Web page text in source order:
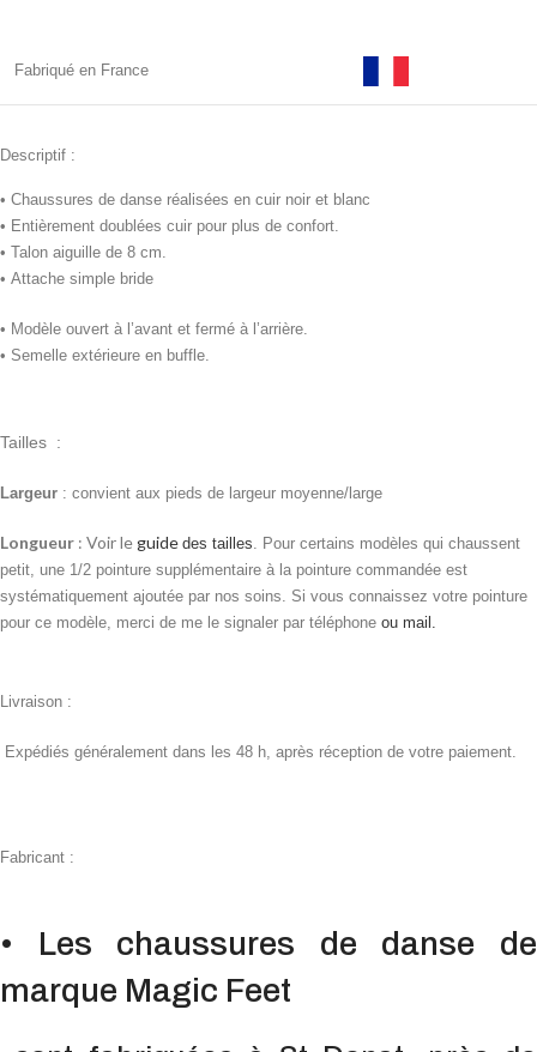
Fabriqué en France
Descriptif :
• Chaussures de danse réalisées en cuir noir et blanc
• Entièrement doublées cuir pour plus de confort.
• Talon aiguille de 8 cm.
• Attache simple bride
• Modèle ouvert à l’avant et fermé à l’arrière.
• Semelle extérieure en buffle.
Tailles :
Largeur : convient aux pieds de largeur moyenne/large
Longueur : Voir le guide des tailles. Pour certains modèles qui chaussent
petit, une 1/2 pointure supplémentaire à la pointure commandée est
systématiquement ajoutée par nos soins. Si vous connaissez votre pointure
pour ce modèle, merci de me le signaler par téléphone ou mail.
Livraison :
Expédiés généralement dans les 48 h, après réception de votre paiement.
Fabricant :
• Les chaussures de danse de
marque Magic Feet